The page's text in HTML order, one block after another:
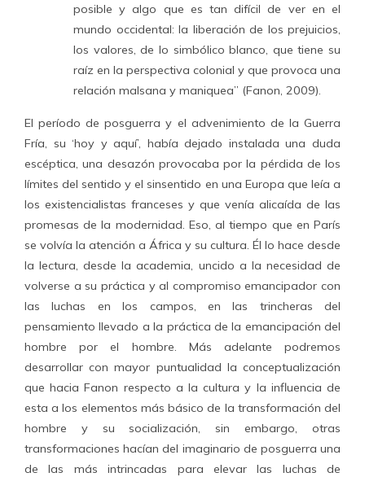
posible y algo que es tan difícil de ver en el
mundo occidental: la liberación de los prejuicios,
los valores, de lo simbólico blanco, que tiene su
raíz en la perspectiva colonial y que provoca una
relación malsana y maniquea” (Fanon, 2009).
El período de posguerra y el advenimiento de la Guerra
Fría, su ‘hoy y aquí’, había dejado instalada una duda
escéptica, una desazón provocaba por la pérdida de los
límites del sentido y el sinsentido en una Europa que leía a
los existencialistas franceses y que venía alicaída de las
promesas de la modernidad. Eso, al tiempo que en París
se volvía la atención a África y su cultura. Él lo hace desde
la lectura, desde la academia, uncido a la necesidad de
volverse a su práctica y al compromiso emancipador con
las luchas en los campos, en las trincheras del
pensamiento llevado a la práctica de la emancipación del
hombre por el hombre. Más adelante podremos
desarrollar con mayor puntualidad la conceptualización
que hacia Fanon respecto a la cultura y la influencia de
esta a los elementos más básico de la transformación del
hombre y su socialización, sin embargo, otras
transformaciones hacían del imaginario de posguerra una
de las más intrincadas para elevar las luchas de